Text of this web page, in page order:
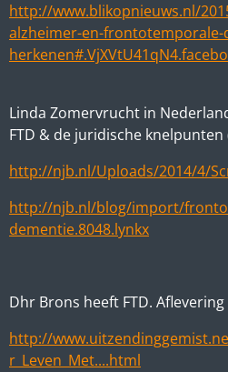
http://www.blikopnieuws.nl/
alzheimer-en-
Linda Zomervrucht in
FTD & de juridische knelpunten
http://njb.nl/Uploads/2014/4/
http://njb.nl/blog/import/
dementie.8048.lynkx
Dhr Brons heeft FTD.
http://
r_Leven_Met....html